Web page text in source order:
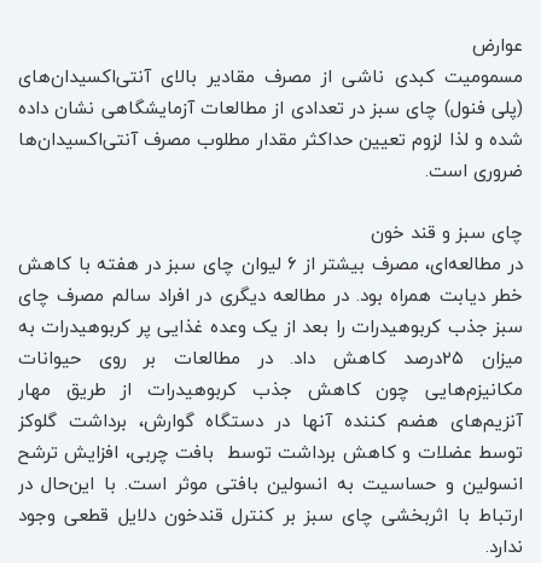
عوارض
مسمومیت کبدی ناشی از مصرف مقادیر بالای آنتی‌اکسیدان‌های
(پلی فنول) چای سبز در تعدادی از مطالعات آزمایشگاهی نشان داده
شده و لذا لزوم تعیین حداکثر مقدار مطلوب مصرف آنتی‌اکسیدان‌ها
ضروری است.
چای سبز و قند خون
در مطالعه‌‌ای، مصرف بیشتر از ۶ لیوان چای سبز در هفته با کاهش
خطر دیابت همراه بود. در مطالعه دیگری در افراد سالم مصرف چای
سبز جذب کربوهیدرات را بعد از یک وعده غذایی پر کربوهیدرات به
میزان ۲۵درصد کاهش داد. در مطالعات بر روی حیوانات
مکانیزم‌هایی چون کاهش جذب کربوهیدرات از طریق مهار
آنزیم‌های هضم کننده آنها در دستگاه گوارش، برداشت گلوکز
توسط عضلات و کاهش برداشت توسط بافت چربی، افزایش ترشح
انسولین و حساسیت به انسولین بافتی موثر است. با ‌‌این‌حال در
ارتباط با اثربخشی چای سبز بر کنترل قندخون دلایل قطعی وجود
ندارد.